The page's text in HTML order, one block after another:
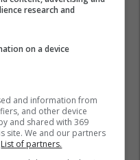
research and
on a device
and information from
and other device
and shared with 369
site. We and our partners
List of partners.